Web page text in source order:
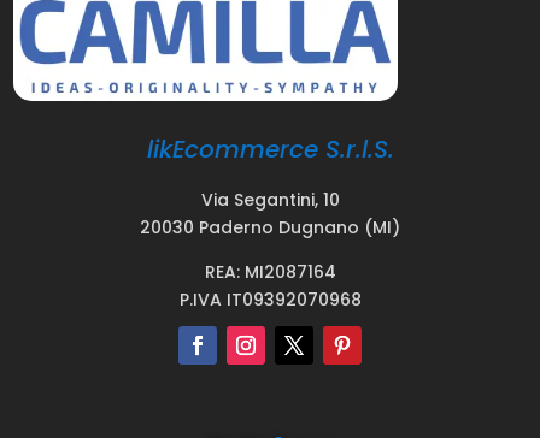
likEcommerce S.r.l.S.
Via Segantini, 10
20030 Paderno Dugnano (MI)
REA: MI2087164
P.IVA IT09392070968